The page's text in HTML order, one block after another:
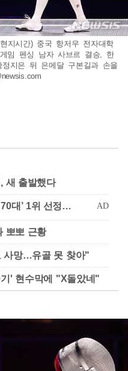
지시간) 중국 항저우 전자대학
임 펜싱 남자 사브르 결승, 한
지은 뒤 은메달 구본길과 손을
새 출발했다
뽀뽀 근황
사망…유골 못 찾아"
' 현수막에 "X돌았네"